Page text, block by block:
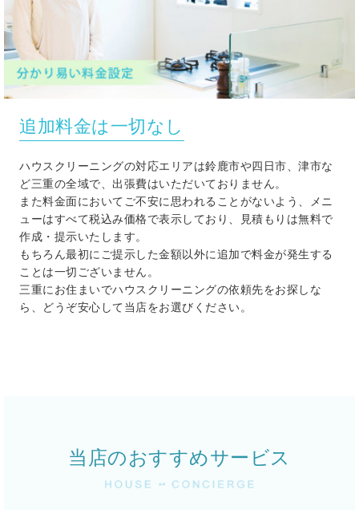
追加料金は一切なし
ハウスクリーニングの対応エリアは鈴鹿市や四日市、津市な
ど三重の全域で、出張費はいただいておりません。
また料金面においてご不安に思われることがないよう、メニ
ューはすべて税込み価格で表示しており、見積もりは無料で
作成・提示いたします。
もちろん最初にご提示した金額以外に追加で料金が発生する
ことは一切ございません。
三重にお住まいでハウスクリーニングの依頼先をお探しな
ら、どうぞ安心して当店をお選びください。
当店のおすすめサービス